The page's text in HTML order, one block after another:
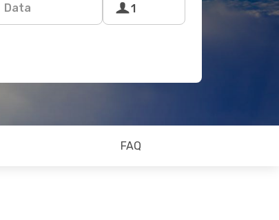
Data 1
FAQ